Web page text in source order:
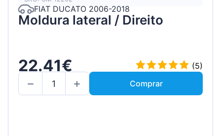
FIAT DUCATO 2006-2018
Moldura lateral / Direito
22.41€
(5)
Comprar